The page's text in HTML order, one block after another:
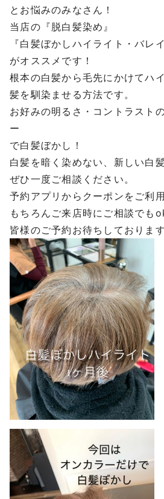
とお悩みのみなさん！
当店の『脱白髪染め』
『白髪ぼかしハイライト・バレ
がオススメです！
根本の白髪から毛先にかけてハ
髪を馴染ませる方法です。
お好みの明るさ・コントラスト
ー
で白髪ぼかし！
白髪を暗く染めない、新しい白
ぜひ一度ご相談ください。
予約アプリからクーポンをご利
もちろんご来店時にご相談でも
皆様のご予約お待ちしておりま